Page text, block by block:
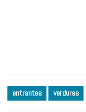
entrantes verduras